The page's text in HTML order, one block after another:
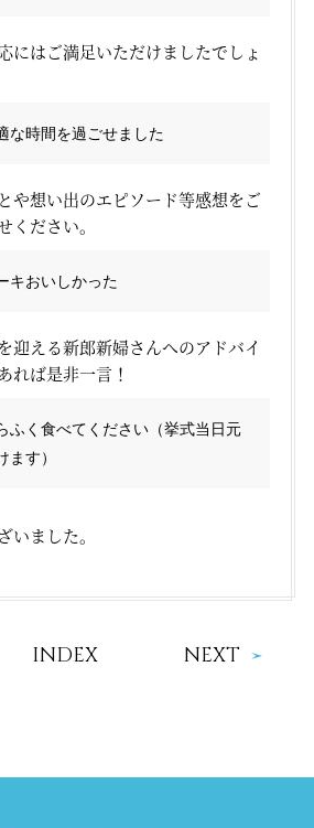
にはご満足いただけましたでしょ
な時間を過ごせました
や想い出のエピソード等感想をご
ください。
キおいしかった
迎える新郎新婦さんへのアドバイ
れば是非一言！
ふく食べてください（挙式当日元
す）
いました。
INDEX NEXT